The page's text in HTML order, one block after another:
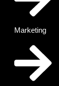
Marketing